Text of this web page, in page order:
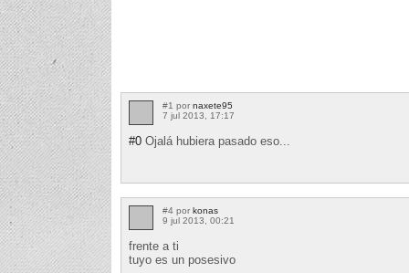
#1 por naxete95
7 jul 2013, 17:17
#0 Ojalá hubiera pasado eso...
#4 por konas
9 jul 2013, 00:21
frente a ti
tuyo es un posesivo